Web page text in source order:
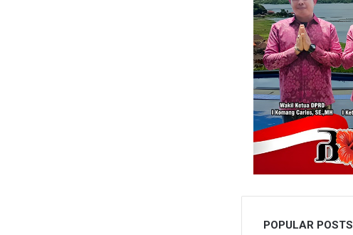
POPULAR POSTS